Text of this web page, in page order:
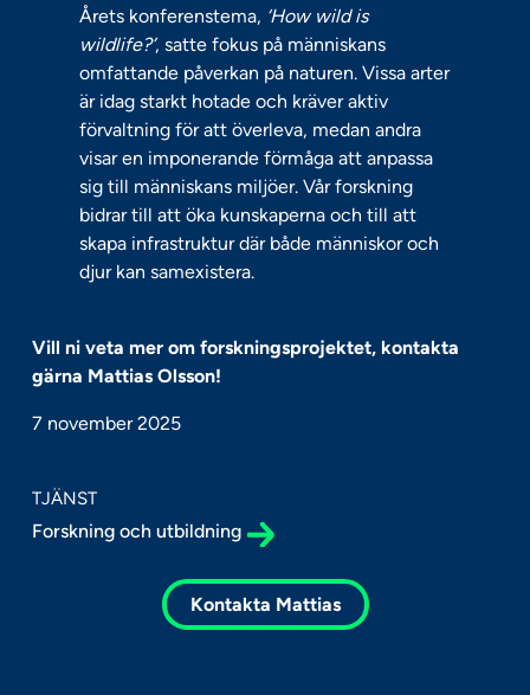
Årets konferenstema, ‘How wild is
wildlife?’, satte fokus på människans
omfattande påverkan på naturen. Vissa arter
är idag starkt hotade och kräver aktiv
förvaltning för att överleva, medan andra
visar en imponerande förmåga att anpassa
sig till människans miljöer. Vår forskning
bidrar till att öka kunskaperna och till att
skapa infrastruktur där både människor och
djur kan samexistera.
Vill ni veta mer om forskningsprojektet, kontakta
gärna Mattias Olsson!
7 november 2025
TJÄNST
Forskning och utbildning
Kontakta Mattias